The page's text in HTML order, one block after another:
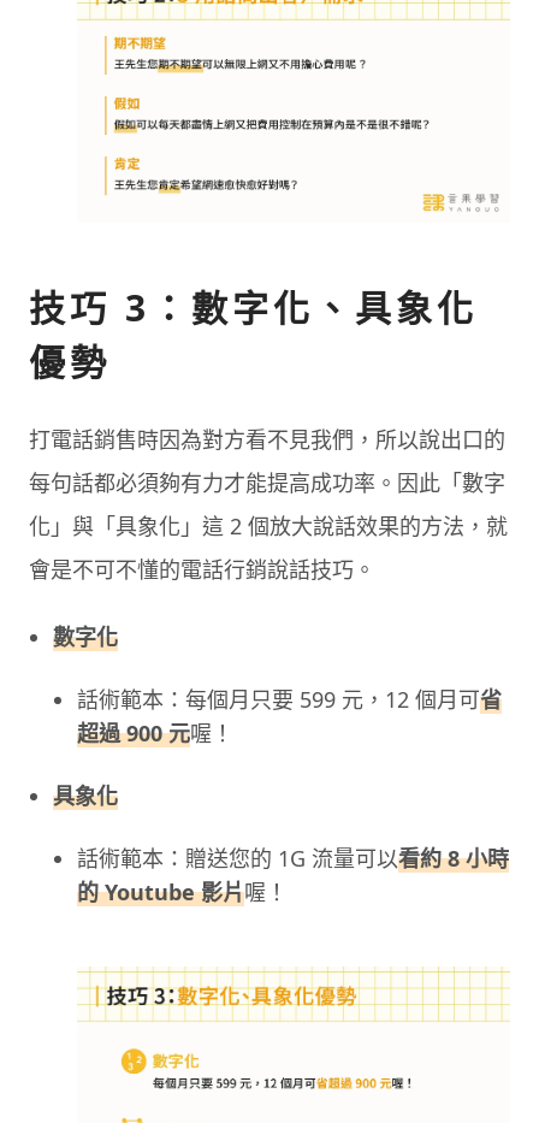
技巧 3：數字化、具象化
優勢
打電話銷售時因為對方看不見我們，所以說出口的
每句話都必須夠有力才能提高成功率。因此「數字
化」與「具象化」這 2 個放大說話效果的方法，就
會是不可不懂的電話行銷說話技巧。
數字化
話術範本：每個月只要 599 元，12 個月可省
超過 900 元喔！
具象化
話術範本：贈送您的 1G 流量可以看約 8 小時
的 Youtube 影片喔！